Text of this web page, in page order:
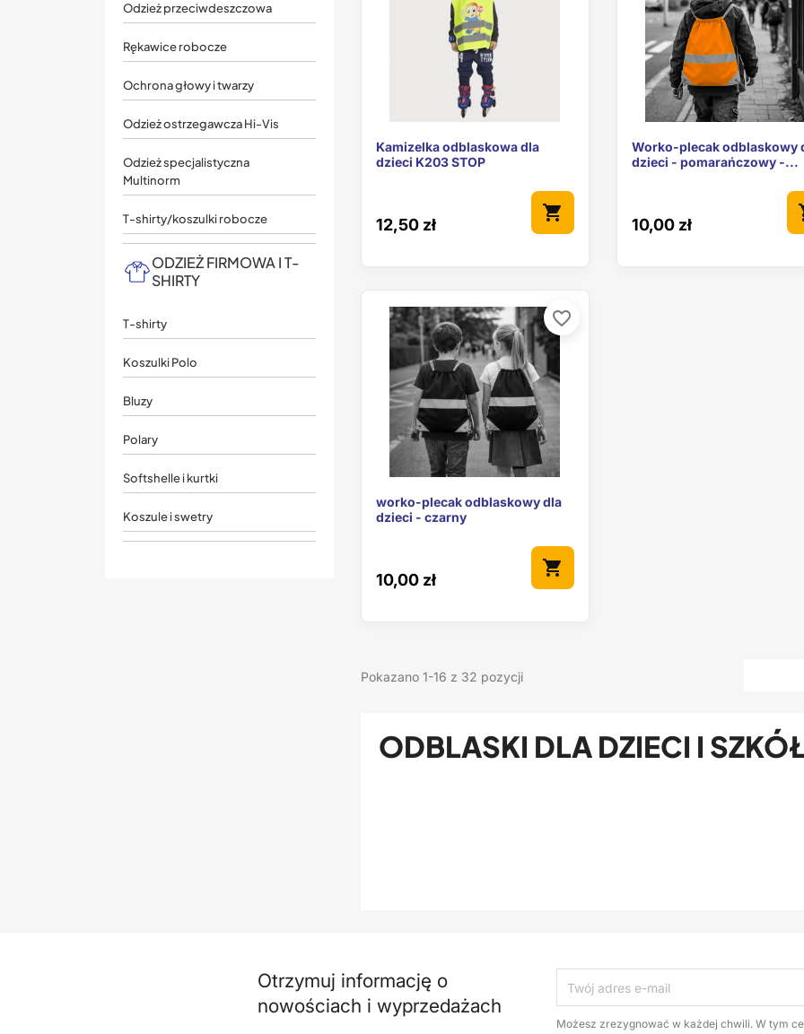
Odzież przeciwdeszczowa
Rękawice robocze
Ochrona głowy i twarzy
Odzież ostrzegawcza Hi-Vis
Odzież specjalistyczna
Multinorm
T-shirty/koszulki robocze
ODZIEŻ FIRMOWA I T-
SHIRTY
T-shirty
Koszulki Polo
Bluzy
Polary
Softshelle i kurtki
Koszule i swetry
Szybki podgląd
Kamizelka odblaskowa dla
dzieci K203 STOP
12,50 zł
shopping_cart
Szybki
Worko-plecak odblaskowy
dzieci - pomarańczowy -...
10,00 zł
Szybki podgląd
worko-plecak odblaskowy dla
dzieci - czarny
10,00 zł
shopping_cart
favorite_border
Pokazano 1-16 z 32 pozycji
ODBLASKI DLA DZIECI I
Otrzymuj informację o
nowościach i wyprzedażach
Możesz zrezygnować w każdej chwili. W tym